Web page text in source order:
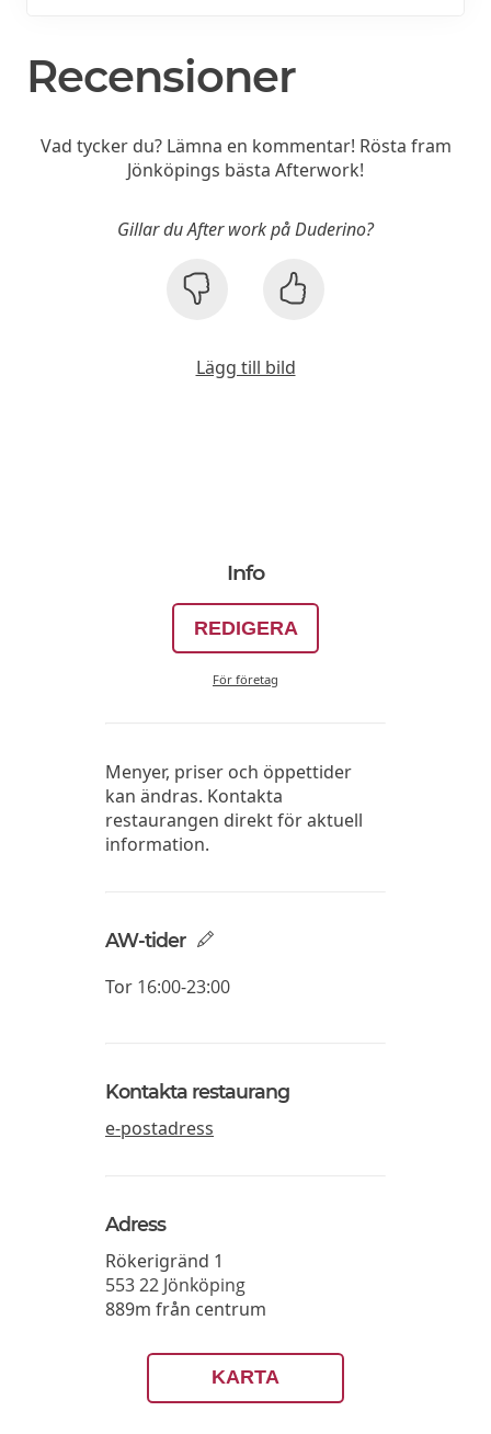
Recensioner
Vad tycker du? Lämna en kommentar! Rösta fram
Jönköpings bästa Afterwork!
Gillar du After work på Duderino?
Lägg till bild
Info
REDIGERA
För företag
Menyer, priser och öppettider
kan ändras. Kontakta
restaurangen direkt för aktuell
information.
AW-tider
Tor 16:00-23:00
Kontakta restaurang
e-postadress
Adress
Rökerigränd 1
553 22 Jönköping
889m från centrum
KARTA